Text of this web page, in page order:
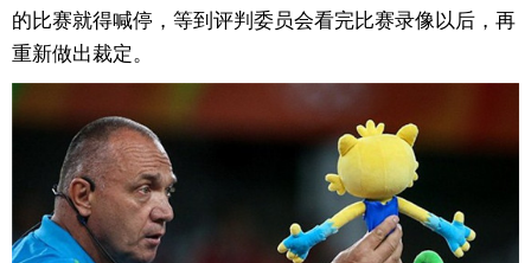
的比赛就得喊停，等到评判委员会看完比赛录像以后，再
重新做出裁定。